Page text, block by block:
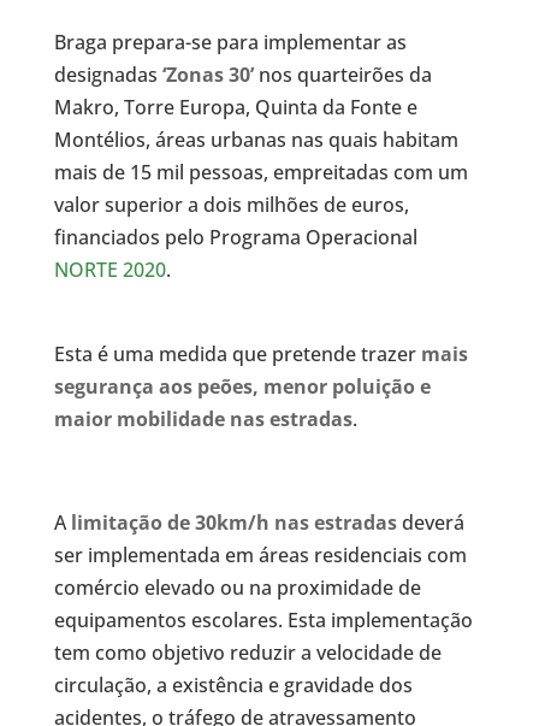
Braga prepara-se para implementar as
designadas ‘Zonas 30’nos quarteirões da
Makro, Torre Europa, Quinta da Fonte e
Montélios, áreas urbanas nas quais habitam
mais de 15 mil pessoas, empreitadas com um
valor superior a dois milhões de euros,
financiados pelo Programa Operacional
NORTE 2020.
Esta é uma medida que pretende trazer mais
segurança aos peões, menor poluição e
maior mobilidade nas estradas.
Alimitação de 30km/h nas estradasdeverá
ser implementada em áreas residenciais com
comércio elevado ou na proximidade de
equipamentos escolares. Esta implementação
tem como objetivo reduzir a velocidade de
circulação, a existência e gravidade dos
acidentes, o tráfego de atravessamento